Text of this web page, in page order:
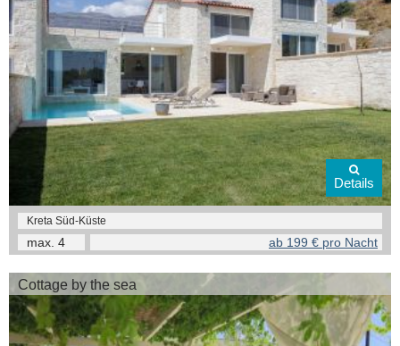
Kreta Süd-Küste
max. 4 ab 199 € pro Nacht
Details
Cottage by the sea